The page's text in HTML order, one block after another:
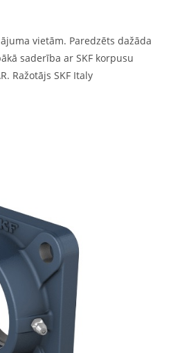
vietām. Paredzēts dažāda
saderība ar SKF korpusu
Ražotājs SKF Italy